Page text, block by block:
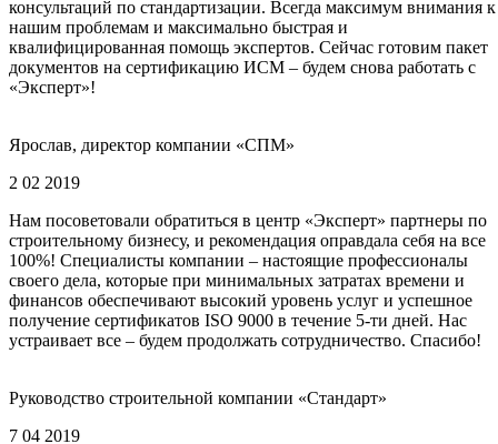
консультаций по стандартизации. Всегда максимум внимания к
нашим проблемам и максимально быстрая и
квалифицированная помощь экспертов. Сейчас готовим пакет
документов на сертификацию ИСМ – будем снова работать с
«Эксперт»!
Ярослав, директор компании «СПМ»
2 02 2019
Нам посоветовали обратиться в центр «Эксперт» партнеры по
строительному бизнесу, и рекомендация оправдала себя на все
100%! Специалисты компании – настоящие профессионалы
своего дела, которые при минимальных затратах времени и
финансов обеспечивают высокий уровень услуг и успешное
получение сертификатов ISO 9000 в течение 5-ти дней. Нас
устраивает все – будем продолжать сотрудничество. Спасибо!
Руководство строительной компании «Стандарт»
7 04 2019